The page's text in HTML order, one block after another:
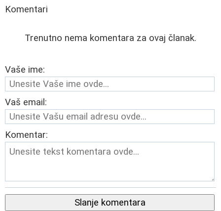
Komentari
Trenutno nema komentara za ovaj članak.
Vaše ime:
Vaš email:
Komentar:
Slanje komentara